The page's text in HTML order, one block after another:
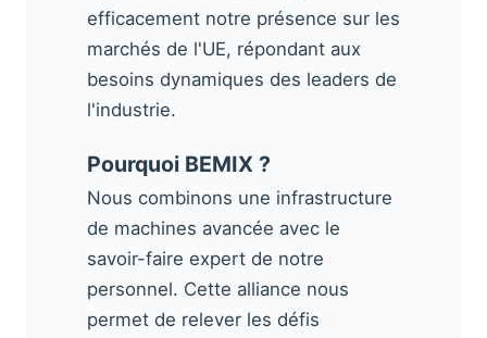
efficacement notre présence sur les
marchés de l'UE, répondant aux
besoins dynamiques des leaders de
l'industrie.
Pourquoi BEMIX ?
Nous combinons une infrastructure
de machines avancée avec le
savoir-faire expert de notre
personnel. Cette alliance nous
permet de relever les défis